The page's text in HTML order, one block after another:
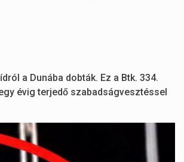
a Dunába dobták. Ez a Btk. 334.
évig terjedő szabadságvesztéssel